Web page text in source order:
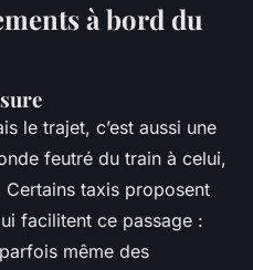
à bord du
le trajet, c’est aussi une
feutré du train à celui,
taxis proposent
facilitent ce passage :
même des